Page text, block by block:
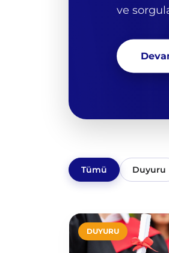
ve
Tümü Duyuru
DUYURU